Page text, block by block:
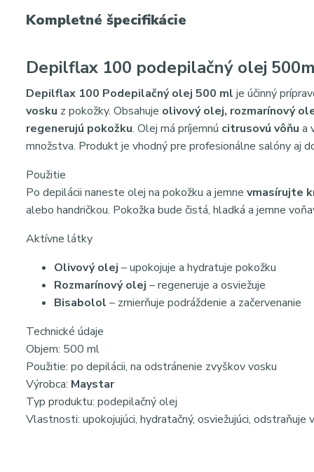
Kompletné špecifikácie
Depilflax 100 podepilačný olej
Depilflax 100 Podepilačný olej 500 ml je účinný
vosku z pokožky. Obsahuje olivový olej, rozmarínový
regenerujú pokožku. Olej má príjemnú citrusovú vôňu a
množstva. Produkt je vhodný pre profesionálne salóny aj
Použitie
Po depilácii naneste olej na pokožku a jemne vmasírujte
alebo handričkou. Pokožka bude čistá, hladká a jemne
Aktívne látky
Olivový olej – upokojuje a hydratuje pokožku
Rozmarínový olej – regeneruje a osviežuje
Bisabolol – zmierňuje podráždenie a začervenanie
Technické údaje
Objem: 500 ml
Použitie: po depilácii, na odstránenie zvyškov vosku
Výrobca: Maystar
Typ produktu: podepilačný olej
Vlastnosti: upokojujúci, hydratačný, osviežujúci, odstraňuje